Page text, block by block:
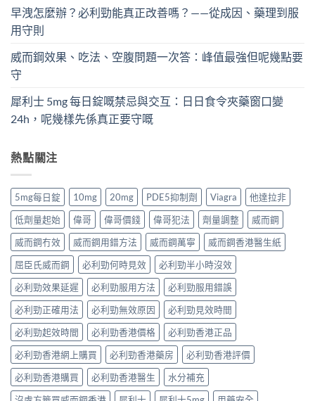
早洩怎麼辦？必利勁能真正改善嗎？——從成因、藥理到服
用守則
威而鋼效果、吃法、空腹問題一次答：峰值最強但呢幾點要
守
犀利士 5mg 每日錠嘅禁忌與交互：日日食令夾藥窗口變
24h，呢幾樣先係真正要守嘅
熱點關注
5mg每日錠 10mg 20mg PDE5抑制劑 Viagra
他達拉非
低劑量起始
偉哥 偉哥價錢 偉哥犯法 劑量調整
威而鋼
威而鋼冇效
威而鋼用錯方法 威而鋼萬寧
威而鋼香港醫生紙
屈臣氏威而鋼
必利勁何時見效
必利勁半小時沒效
必利勁效果延遲
必利勁服用方法
必利勁服用錯誤
必利勁正確用法
必利勁無效原因
必利勁見效時間
必利勁起效時間
必利勁香港價格
必利勁香港正品
必利勁香港網上購買
必利勁香港藥房
必利勁香港評價
必利勁香港購買
必利勁香港醫生
水分補充